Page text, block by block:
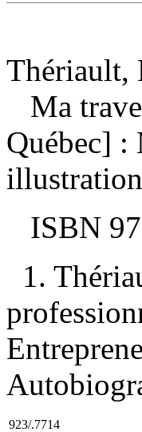
Thériault,
Ma
Québec]
ISBN
1.
923/.7714